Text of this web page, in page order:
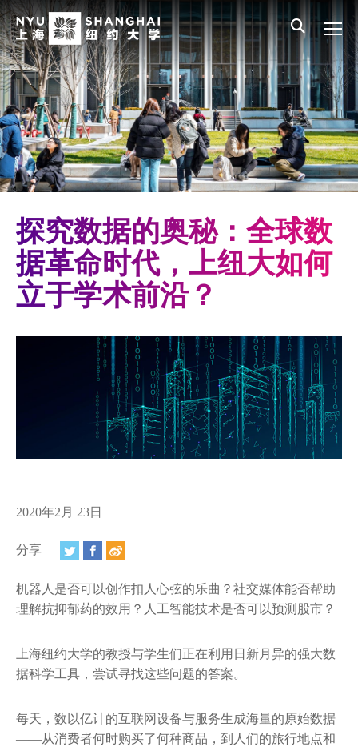
English 员工登录 All NYU
Main Menu CN
关于我们
愿景、价值、使命
学校领导
师资队伍
新闻与媒体报道
人物
聚焦
活动纵览
学生说
联系方式
支持我们
探究数据的奥秘：全球数
据革命时代，上纽大如何
立于学术前沿？
2020年2月 23日
分享
机器人是否可以创作扣人心弦的乐曲？社交媒体能否帮助
理解抗抑郁药的效用？人工智能技术是否可以预测股市？
上海纽约大学的教授与学生们正在利用日新月异的强大数
据科学工具，尝试寻找这些问题的答案。
每天，数以亿计的互联网设备与服务生成海量的原始数据
——从消费者何时购买了何种商品，到人们的旅行地点和